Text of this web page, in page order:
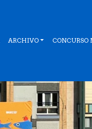
ARCHIVO CONCURSO